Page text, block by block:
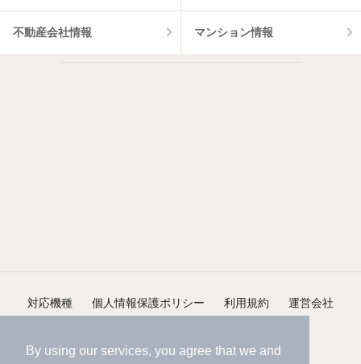
By using our services, you agree that we and
不動産会社情報 マンション情報
対応機種 個人情報保護ポリシー 利用規約 運営会社